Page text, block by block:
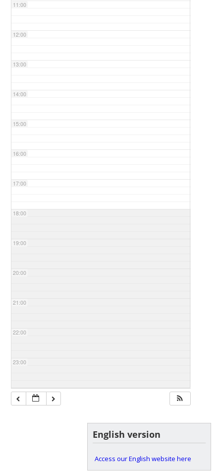
11:00
12:00
13:00
14:00
15:00
16:00
17:00
18:00
19:00
20:00
21:00
22:00
23:00
English version
Access our English website here